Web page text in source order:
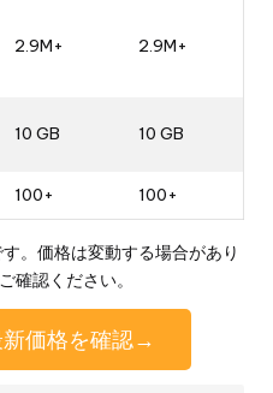
2.9M+ 2.9M+
10 GB 10 GB
100+ 100+
。価格は変動する場合があり
確認ください。
価格を確認→